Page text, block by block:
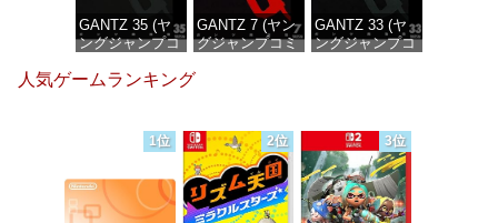
GANTZ 35 (ヤ
ングジャンプコ
DIGITAL)
GANTZ 7 (ヤン
グジャンプコミ
GANTZ 33 (ヤ
ングジャンプコ
人気ゲームランキング
1位 2位 3位